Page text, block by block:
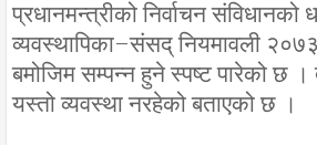
प्रधानमन्त्रीको निर्वाचन संविधानको
व्यवस्थापिका–संसद् नियमावली
बमोजिम सम्पन्न हुने स्पष्ट पारेको छ
यस्तो व्यवस्था नरहेको बताएको छ ।